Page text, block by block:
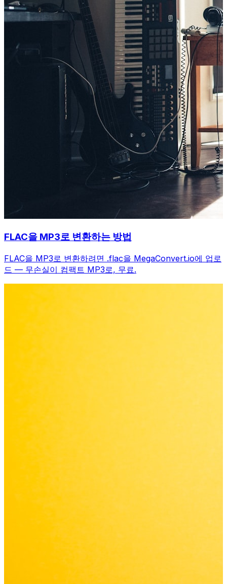
FLAC을 MP3로 변환하는 방법
FLAC을 MP3로 변환하려면 .flac을 MegaConvert.io에 업로
드 — 무손실이 컴팩트 MP3로, 무료.